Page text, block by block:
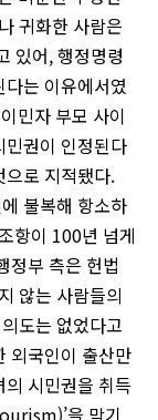
귀화한 사람은
있어, 행정명령
는 이유에서였
민자 부모 사이
권이 인정된다
로 지적됐다.
불복해 항소하
항이 100년 넘게
정부 측은 헌법
않는 사람들의
도는 없었다고
외국인이 출산만
시민권을 취득